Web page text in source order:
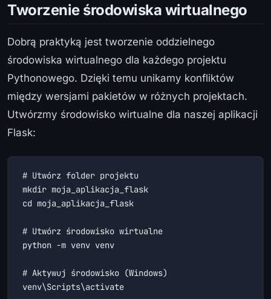
Tworzenie środowiska wirtualnego
Dobrą praktyką jest tworzenie oddzielnego
środowiska wirtualnego dla każdego projektu
Pythonowego. Dzięki temu unikamy konfliktów
między wersjami pakietów w różnych projektach.
Utwórzmy środowisko wirtualne dla naszej aplikacji
Flask:
# Utwórz folder projektu
mkdir moja_aplikacja_flask
cd moja_aplikacja_flask
# Utwórz środowisko wirtualne
python -m venv venv
# Aktywuj środowisko (Windows)
venv\Scripts\activate